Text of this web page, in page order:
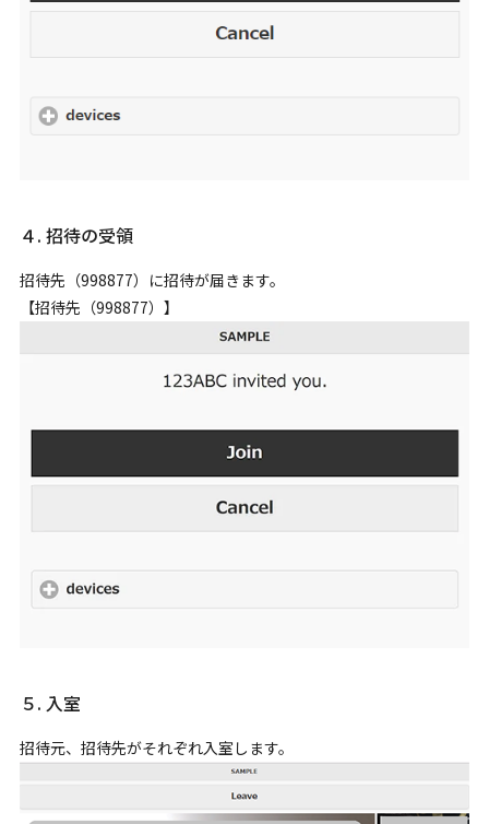
４. 招待の受領
招待先（998877）に招待が届きます。
【招待先（998877）】
５. 入室
招待元、招待先がそれぞれ入室します。